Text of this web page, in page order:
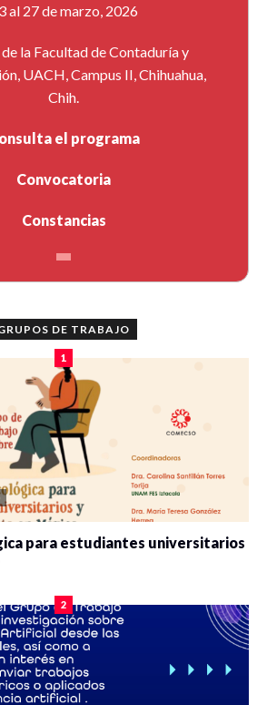
al 27 de marzo, 2026
la Facultad de Contaduría y
UACH, Campus II, Chihuahua,
Chih.
el programa
Convocatoria
Constancias
DE TRABAJO
1
para estudiantes universitarios
2